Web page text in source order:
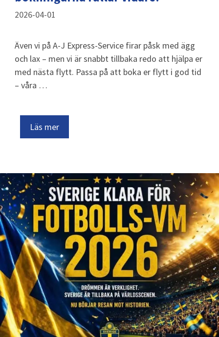
2026-04-01
Även vi på A-J Express-Service firar påsk med ägg
och lax – men vi är snabbt tillbaka redo att hjälpa er
med nästa flytt. Passa på att boka er flytt i god tid
– våra …
Läs mer